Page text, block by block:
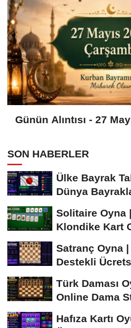
Günün Alıntısı - 27
SON HABERLER
Ülke Bayrak
Dünya
Solitaire Oyna
Klondike Kart
Satranç Oyna
Destekli
Türk Daması
Online Dama
Hafıza Kartı